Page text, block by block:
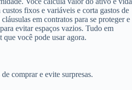
fixos e variáveis e corta gastos de
em contratos para se proteger e
evitar espaços vazios. Tudo em
que você pode usar agora.
comprar e evite surpresas.